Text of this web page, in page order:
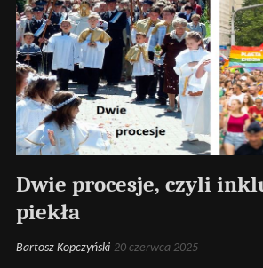
Dwie procesje, czyli
piekła
Bartosz Kopczyński 20 czerwca 2025